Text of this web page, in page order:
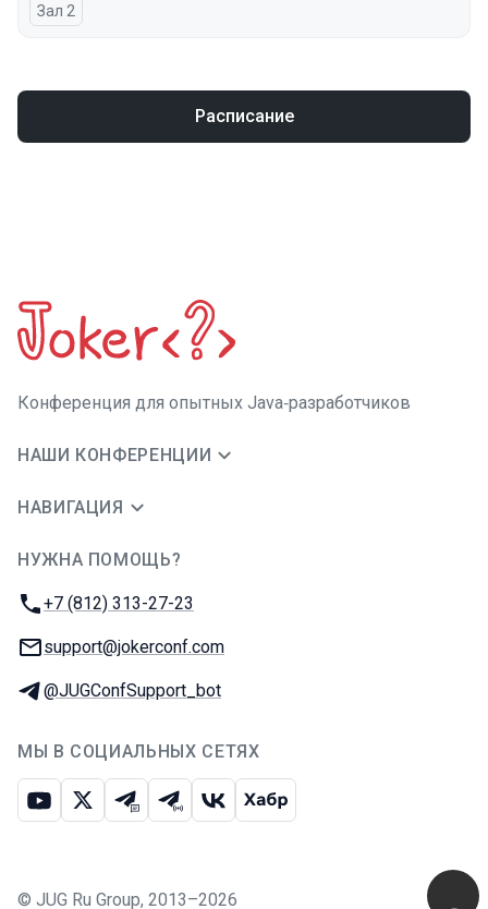
Зал 2
Расписание
Конференция для опытных Java‑разработчиков
НАШИ КОНФЕРЕНЦИИ
НАВИГАЦИЯ
НУЖНА ПОМОЩЬ?
Телефон:
+7 (812) 313-27-23
E-mail:
support@jokerconf.com
Телеграм:
@JUGConfSupport_bot
МЫ В СОЦИАЛЬНЫХ СЕТЯХ
ЮтубИкс Телеграм-чат
Телеграм-канал
ВКонтакте
Хабр
© JUG Ru Group, 2013–2026